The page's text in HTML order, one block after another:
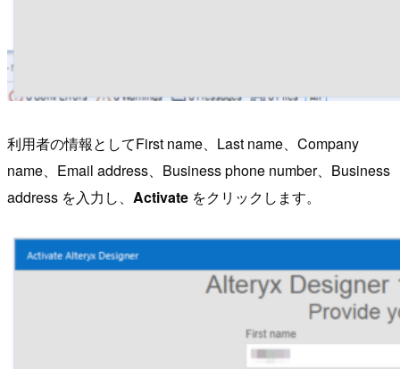
利用者の情報としてFirst name、Last name、Company
name、Email address、Business phone number、Business
address を入力し、 Activate をクリックします。